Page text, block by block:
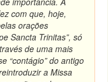
com que, hoje,
orações
Sancta Trinitas”, só
de uma mais
“contágio” do antigo
a Missa